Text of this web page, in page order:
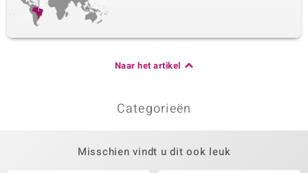
Naar het artikel
Categorieën
Misschien vindt u dit ook leuk